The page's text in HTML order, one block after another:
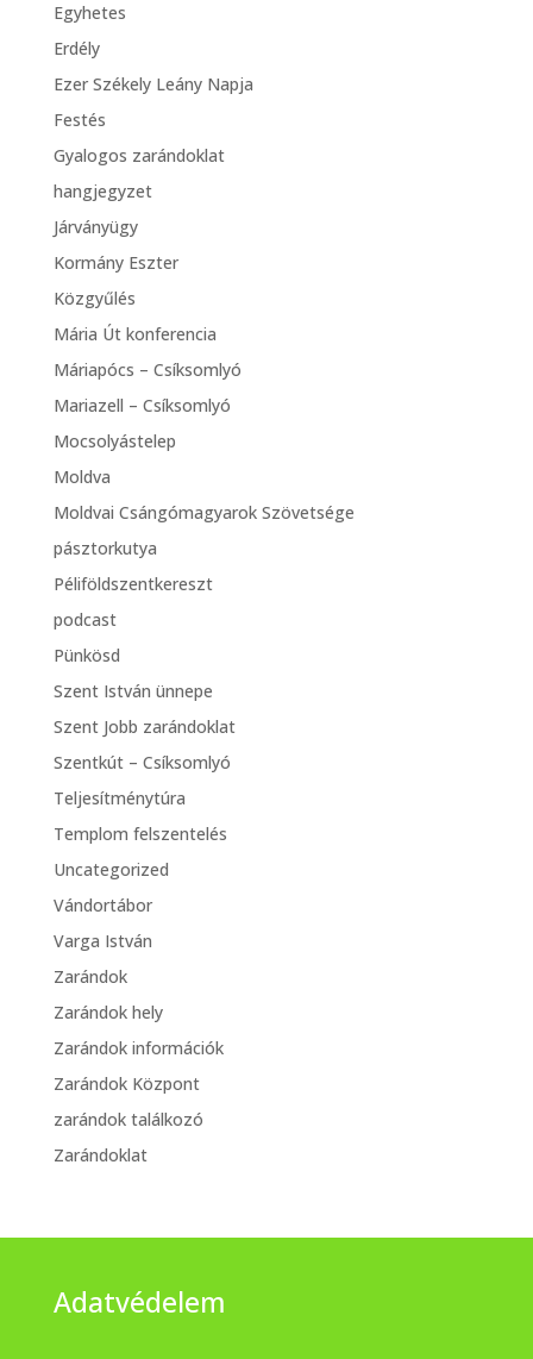
Egyhetes
Erdély
Ezer Székely Leány Napja
Festés
Gyalogos zarándoklat
hangjegyzet
Járványügy
Kormány Eszter
Közgyűlés
Mária Út konferencia
Máriapócs – Csíksomlyó
Mariazell – Csíksomlyó
Mocsolyástelep
Moldva
Moldvai Csángómagyarok Szövetsége
pásztorkutya
Péliföldszentkereszt
podcast
Pünkösd
Szent István ünnepe
Szent Jobb zarándoklat
Szentkút – Csíksomlyó
Teljesítménytúra
Templom felszentelés
Uncategorized
Vándortábor
Varga István
Zarándok
Zarándok hely
Zarándok információk
Zarándok Központ
zarándok találkozó
Zarándoklat
Adatvédelem